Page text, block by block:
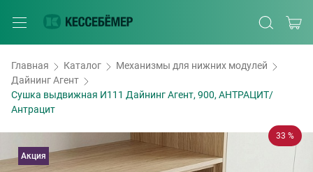
Главная Каталог
Механизмы для нижних модулей
Дайнинг Агент
Сушка выдвижная И111 Дайнинг Агент, 900, АНТРАЦИТ/
Антрацит
33 %
Акция